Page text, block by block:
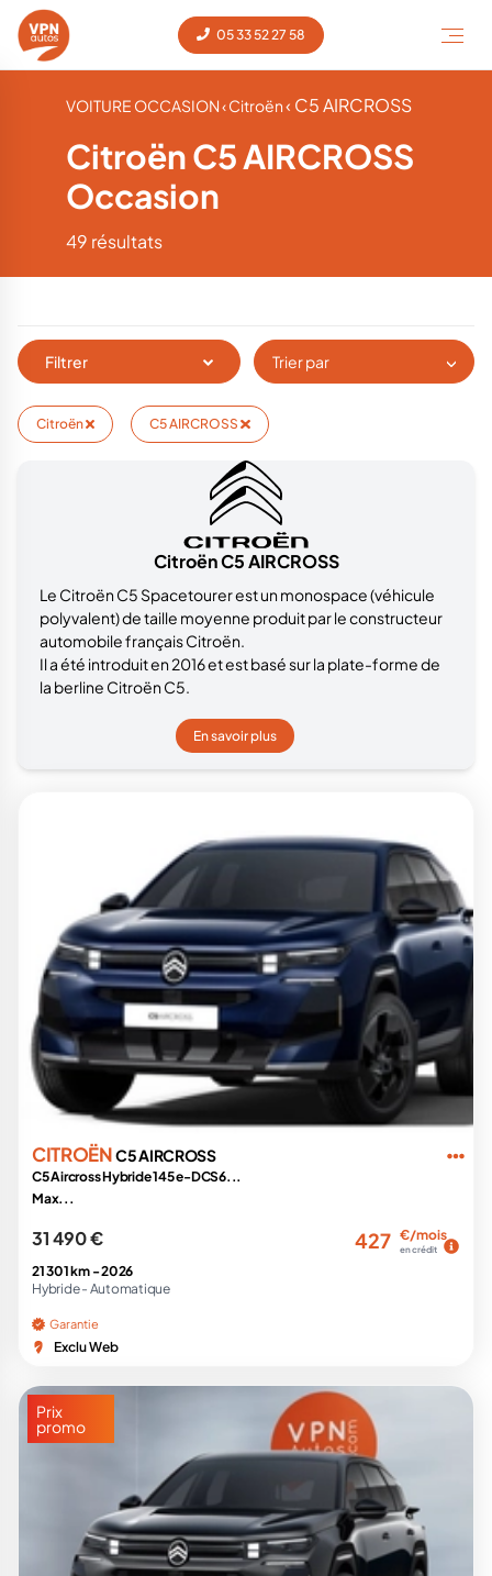
05 33 52 27 58
VOITURE OCCASION‹ Citroën‹ C5 AIRCROSS
Citroën C5 AIRCROSS
Occasion
49 résultats
Filtrer Trier par
Citroën C5 AIRCROSS
Citroën C5 AIRCROSS
Le Citroën C5 Spacetourer est un monospace (véhicule
polyvalent) de taille moyenne produit par le constructeur
automobile français Citroën.
Il a été introduit en 2016 et est basé sur la plate-forme de
la berline Citroën C5.
En savoir plus
CITROËNC5 AIRCROSS
C5 Aircross Hybride 145 e-DCS6...
Max...
31 490 € 427 €/mois
en crédit
21 301 km -2026
Hybride - Automatique
Garantie
Exclu Web
Prix
promo